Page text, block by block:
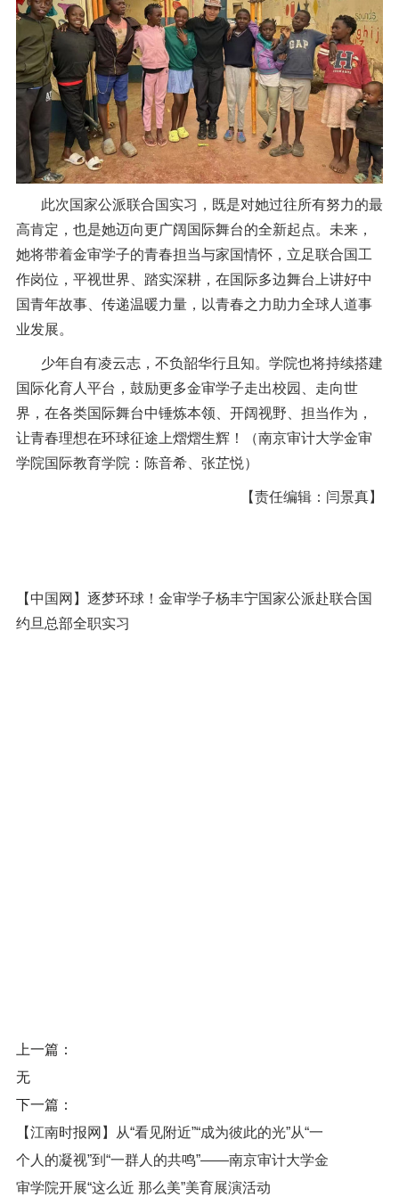
此次国家公派联合国实习，既是对她过往所有努力的最
高肯定，也是她迈向更广阔国际舞台的全新起点。未来，
她将带着金审学子的青春担当与家国情怀，立足联合国工
作岗位，平视世界、踏实深耕，在国际多边舞台上讲好中
国青年故事、传递温暖力量，以青春之力助力全球人道事
业发展。
少年自有凌云志，不负韶华行且知。学院也将持续搭建
国际化育人平台，鼓励更多金审学子走出校园、走向世
界，在各类国际舞台中锤炼本领、开阔视野、担当作为，
让青春理想在环球征途上熠熠生辉！（南京审计大学金审
学院国际教育学院：陈音希、张芷悦）
【责任编辑：闫景真】
【中国网】逐梦环球！金审学子杨丰宁国家公派赴联合国
约旦总部全职实习
上一篇：
无
下一篇：
【江南时报网】从“看见附近”“成为彼此的光”从“一
个人的凝视”到“一群人的共鸣”——南京审计大学金
审学院开展“这么近 那么美”美育展演活动